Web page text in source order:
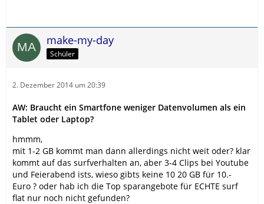
make-my-day
Schüler
2. Dezember 2014 um 20:39
AW: Braucht ein Smartfone weniger Datenvolumen als ein
Tablet oder Laptop?
hmmm,
mit 1-2 GB kommt man dann allerdings nicht weit oder? klar
kommt auf das surfverhalten an, aber 3-4 Clips bei Youtube
und Feierabend ists, wieso gibts keine 10 20 GB für 10.-
Euro ? oder hab ich die Top sparangebote für ECHTE surf
flat nur noch nicht gefunden?